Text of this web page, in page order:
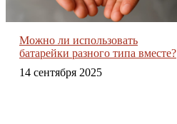
Можно ли использовать
батарейки разного типа вместе?
14 сентября 2025